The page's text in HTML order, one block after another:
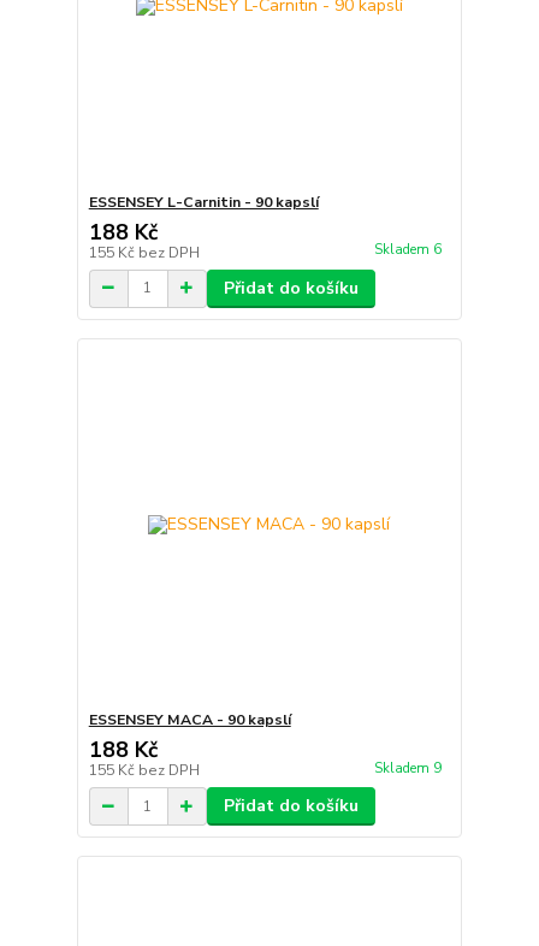
ESSENSEY L-Carnitin - 90 kapslí
188 Kč
155 Kč bez DPH Skladem 6
Přidat do košíku
ESSENSEY MACA - 90 kapslí
188 Kč
155 Kč bez DPH Skladem 9
Přidat do košíku